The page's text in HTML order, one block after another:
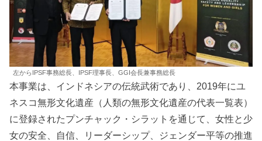
左からIPSF事務総長、IPSF理事長、GGI会長兼事務総長
本事業は、インドネシアの伝統武術であり、2019年にユ
ネスコ無形文化遺産（人類の無形文化遺産の代表一覧表）
に登録されたプンチャック・シラットを通じて、女性と少
女の安全、自信、リーダーシップ、ジェンダー平等の推進